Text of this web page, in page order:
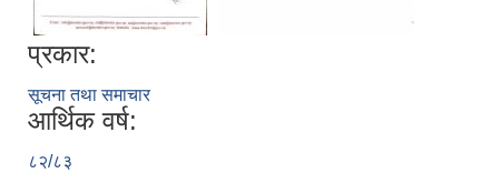
प्रकार:
सूचना तथा समाचार
आर्थिक वर्ष:
८२/८३